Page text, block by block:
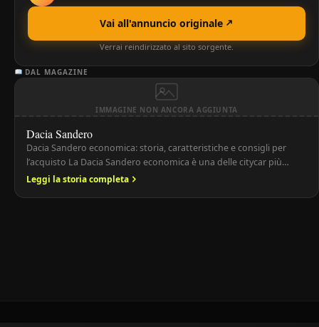
Vai all'annuncio originale
Verrai reindirizzato al sito sorgente.
DAL MAGAZINE
IMMAGINE NON ANCORA AGGIUNTA
Dacia Sandero
Dacia Sandero economica: storia, caratteristiche e consigli per
l’acquisto La Dacia Sandero economica è una delle citycar più
convenienti e popolari sul mercato europeo. Grazie a un prezzo
Leggi la storia completa